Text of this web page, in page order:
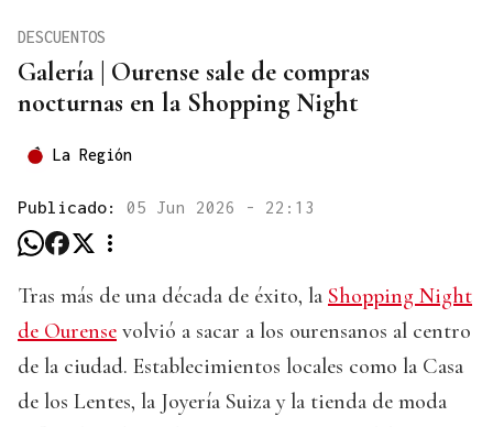
Galería | Ourense sale de compras
nocturnas en la Shopping Night
DESCUENTOS
La Región
Publicado: 05 Jun 2026 - 22:13
Tras más de una década de éxito, la Shopping Night
de Ourense volvió a sacar a los ourensanos al centro
de la ciudad. Establecimientos locales como la Casa
de los Lentes, la Joyería Suiza y la tienda de moda